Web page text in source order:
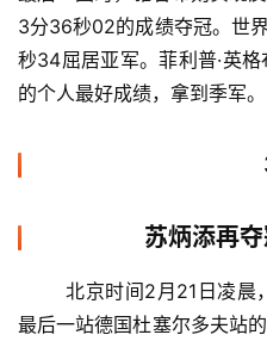
3分36秒02的成绩夺冠。世
秒34屈居亚军。菲利普·英
的个人最好成绩，拿到季军。
苏炳添再
	北京时间2月21日凌晨，2019年国际田联室内巡回赛
最后一站德国杜塞尔多夫站